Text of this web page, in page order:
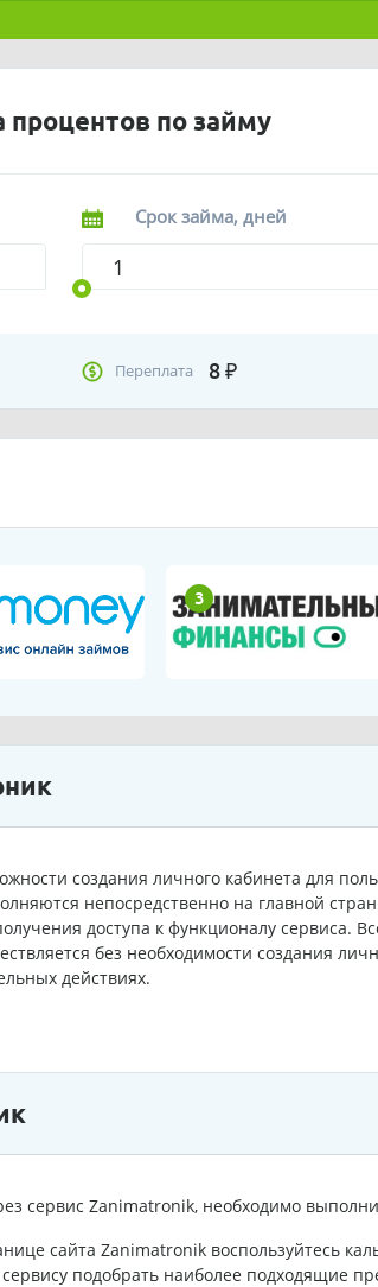
процентов по займу
Срок займа, дней
Переплата 8₽
3
создания личного кабинета для
непосредственно на главной
доступа к функционалу сервиса.
без необходимости создания
действиях.
сервис Zanimatronik, необходимо
сайта Zanimatronik воспользуйтесь
подобрать наиболее подходящие